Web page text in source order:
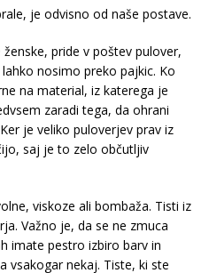
je odvisno od naše postave.
pride v poštev pulover,
nosimo preko pajkic. Ko
na material, iz katerega je
zaradi tega, da ohrani
je veliko puloverjev prav iz
saj je to zelo občutljiv
viskoze ali bombaža. Tisti iz
Važno je, da se ne zmuca
imate pestro izbiro barv in
vsakogar nekaj. Tiste, ki ste